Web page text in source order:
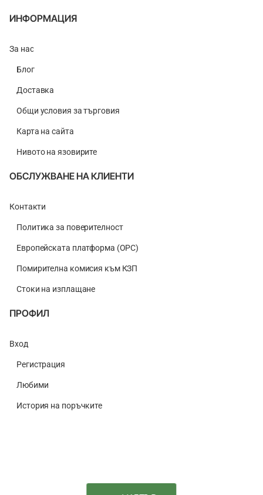
ИНФОРМАЦИЯ
За нас
Блог
Доставка
Общи условия за търговия
Карта на сайта
Нивото на язовирите
ОБСЛУЖВАНЕ НА КЛИЕНТИ
Контакти
Политика за поверителност
Европейската платформа (ОРС)
Помирителна комисия към КЗП
Стоки на изплащане
ПРОФИЛ
Вход
Регистрация
Любими
История на поръчките